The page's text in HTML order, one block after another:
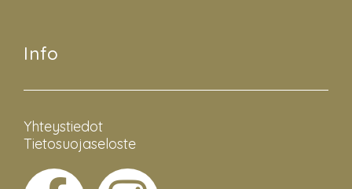
Info
Yhteystiedot
Tietosuojaseloste